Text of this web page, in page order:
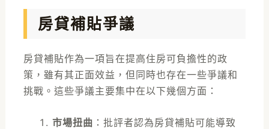
房貸補貼爭議
房貸補貼作為一項旨在提高住房可負擔性的政
策，雖有其正面效益，但同時也存在一些爭議和
挑戰。這些爭議主要集中在以下幾個方面：
市場扭曲 ：批評者認為房貸補貼可能導致